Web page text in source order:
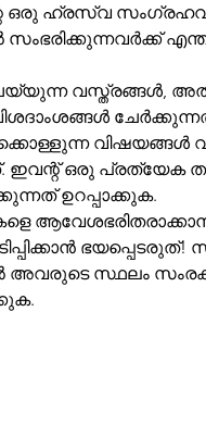
ഒരു ഹ്രസ്വ
ഇവന്റ് ഒരു പ്രത്യേക
ഉറപ്പാക്കുക.
ഭയപ്പെടരുത്!